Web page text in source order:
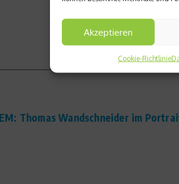
Akzeptieren
Cookie-Richtlinie
Thomas Wandschneider im